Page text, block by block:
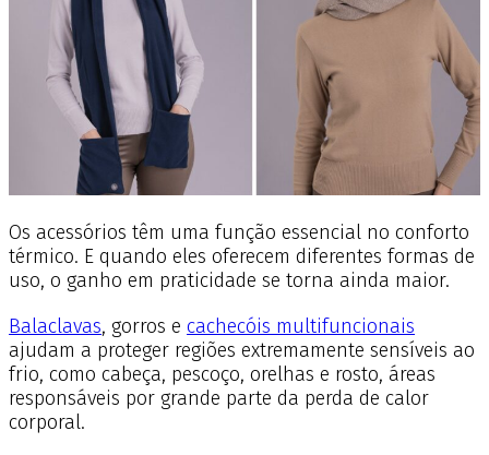
Os acessórios têm uma função essencial no conforto
térmico. E quando eles oferecem diferentes formas de
uso, o ganho em praticidade se torna ainda maior.
Balaclavas, gorros e cachecóis multifuncionais
ajudam a proteger regiões extremamente sensíveis ao
frio, como cabeça, pescoço, orelhas e rosto, áreas
responsáveis por grande parte da perda de calor
corporal.